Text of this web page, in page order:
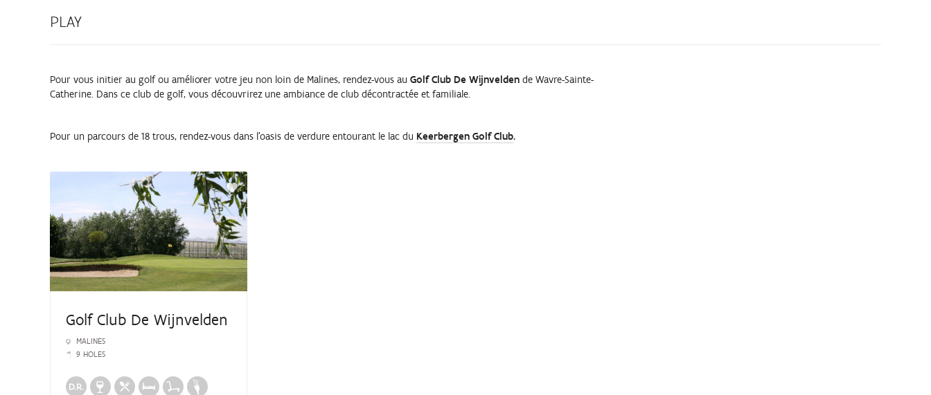
PLAY
Pour vous initier au golf ou améliorer votre jeu non loin de Malines, rendez-vous au Golf Club De Wijnvelden de Wavre-Sainte-
Catherine. Dans ce club de golf, vous découvrirez une ambiance de club décontractée et familiale.
Pour un parcours de 18 trous, rendez-vous dans l'oasis de verdure entourant le lac du Keerbergen Golf Club.
Golf Club De Wijnvelden
MALINES
9 HOLES